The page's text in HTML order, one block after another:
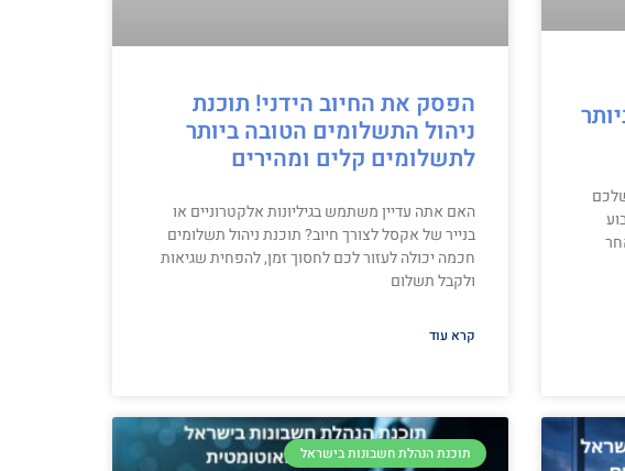
הפסק את החיוב הידני! תוכנת
ניהול התשלומים הטובה ביותר
לתשלומים קלים ומהירים
האם אתה עדיין משתמש בגיליונות אלקטרוניים או
בנייר של אקסל לצורך חיוב? תוכנת ניהול תשלומים
חכמה יכולה לעזור לכם לחסוך זמן, להפחית שגיאות
ולקבל תשלום
קרא עוד
תוכנת הנהלת חשבונות בישראל